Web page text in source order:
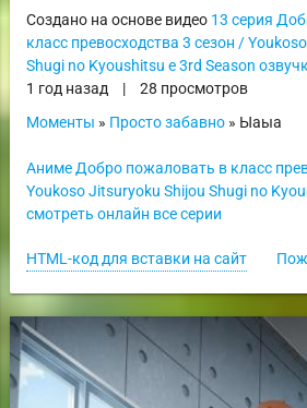
Создано на основе видео 13 серия
класс превосходства 3 сезон /
Shugi no Kyoushitsu e 3rd Season
1 год назад
|
28 просмотров
Моменты » Просто забавно» Ыаыа
Аниме Добро пожаловать в класс
Youkoso Jitsuryoku Shijou Shugi no
смотреть онлайн все серии
HTML-код для вставки на сайт